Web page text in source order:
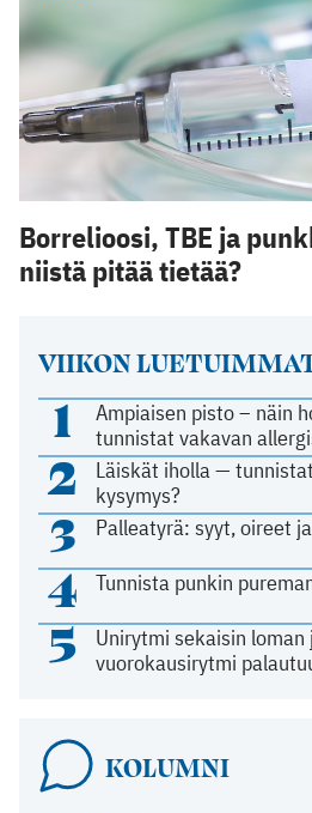
VIIKON
1
Ampiaisen pisto – näin
tunnistat vakavan
2
Läiskät iholla —
kysymys?
3 Palleatyrä: syyt, oireet
4 Tunnista punkin
5
Unirytmi sekaisin loman
vuorokausirytmi
KOLUMNI
Borrelioosi, TBE ja
niistä pitää tietää?